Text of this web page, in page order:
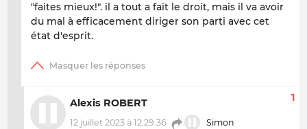
"faites mieux!". il a tout a fait le droit, mais il va avoir
du mal à efficacement diriger son parti avec cet
état d'esprit.
Alexis ROBERT
12 juillet 2023 à 12:29:36 Simon
1